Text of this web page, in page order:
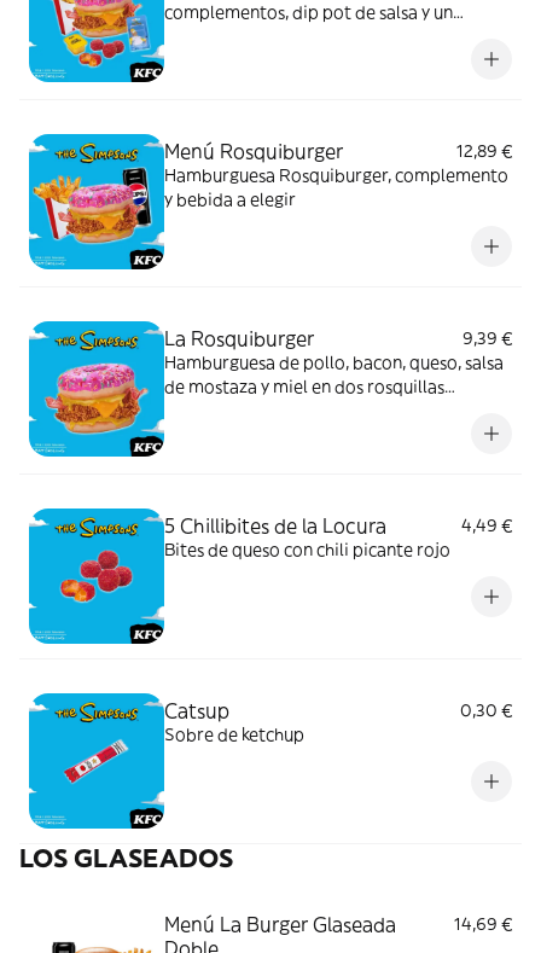
complementos, dip pot de salsa y un
Menú Rosquiburger
12,89 €
Hamburguesa Rosquiburger, complemento
y bebida a elegir
La Rosquiburger
9,39 €
Hamburguesa de pollo, bacon, queso, salsa
de mostaza y miel en dos rosquillas
5 Chillibites de la Locura
4,49 €
Bites de queso con chili picante rojo
Catsup
0,30 €
Sobre de ketchup
LOS GLASEADOS
Menú La Burger Glaseada
Doble
14,69 €